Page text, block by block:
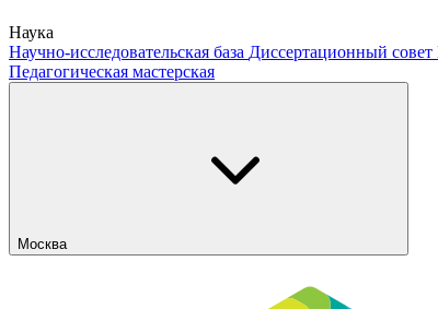
Наука
Научно-исследовательская база Диссертационный совет
Педагогическая мастерская
Москва